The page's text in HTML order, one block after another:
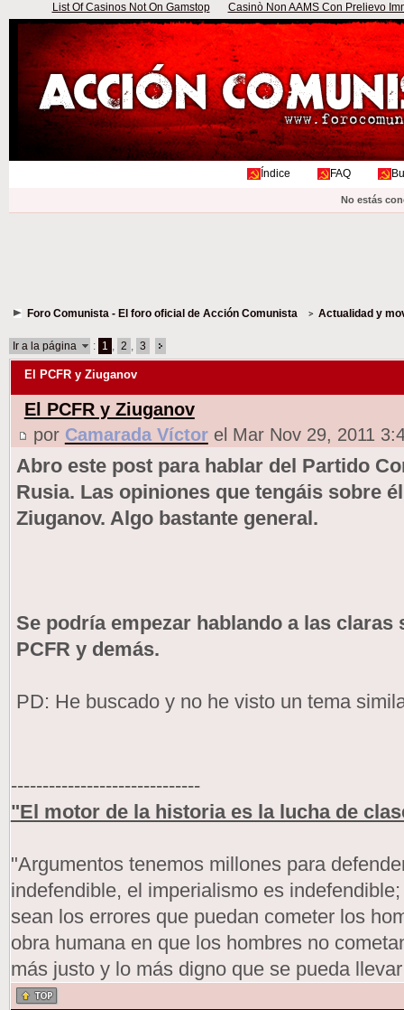
List Of Casinos Not On Gamstop Casinò Non AAMS Con Prelievo
Índice FAQ
No estás
Foro Comunista - El foro oficial de Acción Comunista Actualidad y
Ir a la página : 1 2 3
El PCFR y Ziuganov
El PCFR y Ziuganov
por Camarada Víctorel Mar Nov 29, 2011
Abro este post para hablar del Partido
Rusia. Las opiniones que tengáis sobre
Ziuganov. Algo bastante general.
Se podría empezar hablando a las
PCFR y demás.
PD: He buscado y no he visto un tema
------------------------------
"El motor de la historia es la lucha de
"Argumentos tenemos millones para
indefendible, el imperialismo es
sean los errores que puedan cometer los
obra humana en que los hombres no
más justo y lo más digno que se pueda